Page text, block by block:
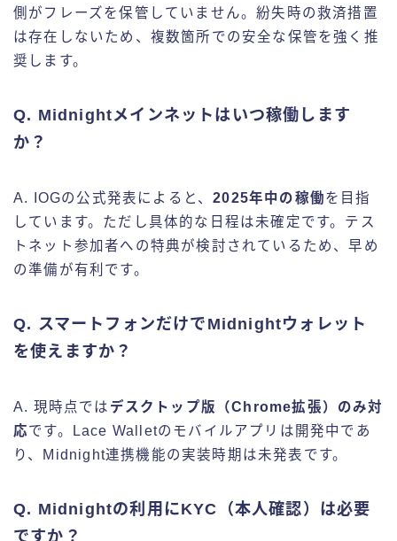
側がフレーズを保管していません。紛失時の救済措置
は存在しないため、複数箇所での安全な保管を強く推
奨します。
Q. Midnightメインネットはいつ稼働します
か？
A. IOGの公式発表によると、2025年中の稼働を目指
しています。ただし具体的な日程は未確定です。テス
トネット参加者への特典が検討されているため、早め
の準備が有利です。
Q. スマートフォンだけでMidnightウォレット
を使えますか？
A. 現時点では デスクトップ版（Chrome拡張）のみ対
応です。Lace Walletのモバイルアプリは開発中であ
り、Midnight連携機能の実装時期は未発表です。
Q. Midnightの利用にKYC（本人確認）は必要
ですか？